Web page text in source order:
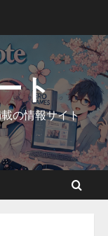
ト
の情報サイト